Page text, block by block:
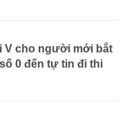
V cho người mới bắt
0 đến tự tin đi thi